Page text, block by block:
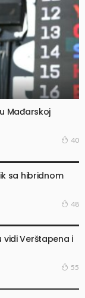
Mađarskoj
40
sa hibridnom
48
Verštapena i
55